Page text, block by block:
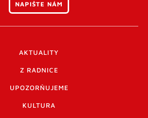
NAPIŠTE NÁM
AKTUALITY
Z RADNICE
UPOZORŇUJEME
KULTURA